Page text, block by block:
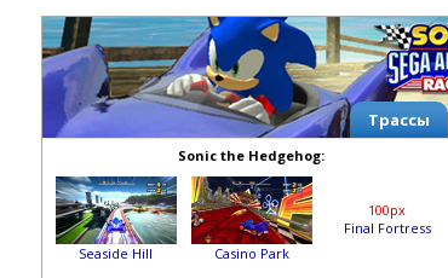
Трассы
Sonic the Hedgehog:
Seaside Hill Casino Park
100px
Final Fortress